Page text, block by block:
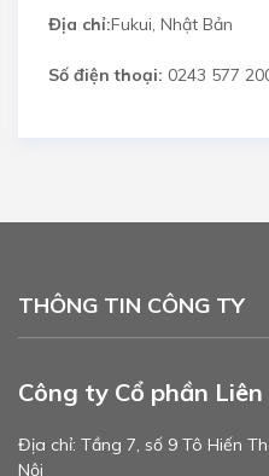
Địa chỉ:Fukui, Nhật Bản
Số điện thoại: 0243 577
THÔNG TIN CÔNG TY
Công ty Cổ phần
Địa chỉ: Tầng 7, số 9 Tô Hiến
Nội